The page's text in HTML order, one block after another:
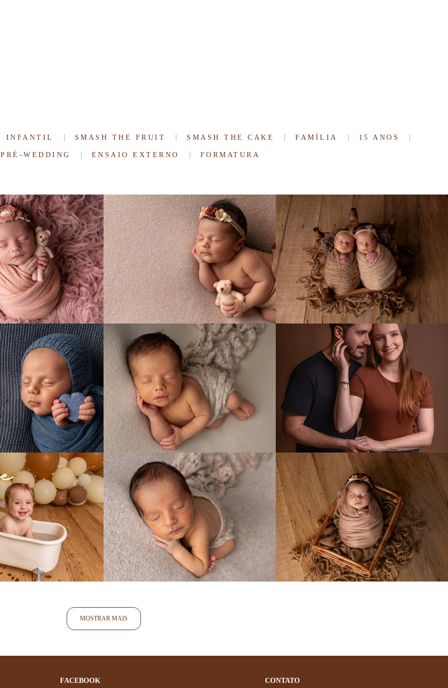
INFANTIL SMASH THE FRUIT SMASH THE CAKE FAMÍLIA 15 ANOS
PRÉ-WEDDING ENSAIO EXTERNO FORMATURA
35 0 48 0 63 0
87 0 85 0 71
99 0 115 0
MOSTRAR MAIS
FACEBOOK CONTATO